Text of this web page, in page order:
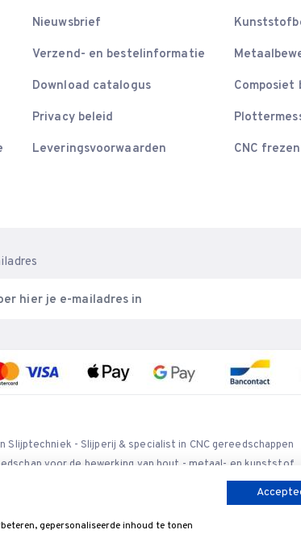
Nieuwsbrief
Verzend- en bestelinformatie
Download catalogus
Privacy beleid
Leveringsvoorwaarden
Composiet
CNC frezen
Slijptechniek - Slijperij & specialist in CNC gereedschappen
voor de bewerking van hout,- metaal- en kunststof.
gepersonaliseerde inhoud te tonen